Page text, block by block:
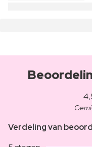
Verdeling van